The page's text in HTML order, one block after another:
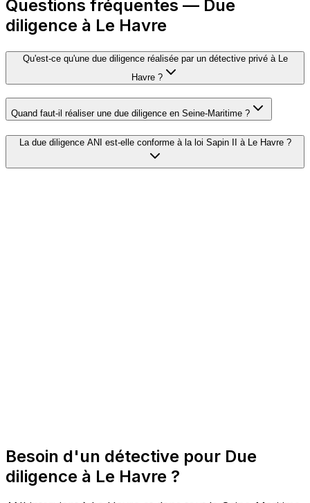
Questions fréquentes — Due
diligence à Le Havre
Qu'est-ce qu'une due diligence réalisée par un détective privé à Le
Havre ?
Quand faut-il réaliser une due diligence en Seine-Maritime ?
La due diligence ANI est-elle conforme à la loi Sapin II à Le Havre ?
Besoin d'un détective pour Due
diligence à Le Havre ?